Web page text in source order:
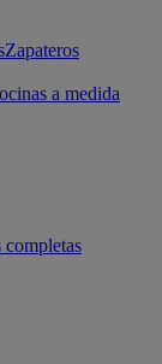
Zapateros
a medida
completas